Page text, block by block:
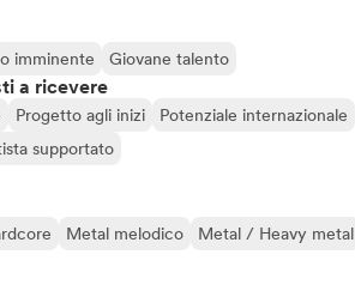
imminente Giovane talento
a ricevere
Progetto agli inizi
Potenziale internazionale
supportato
Metal melodico Metal / Heavy metal